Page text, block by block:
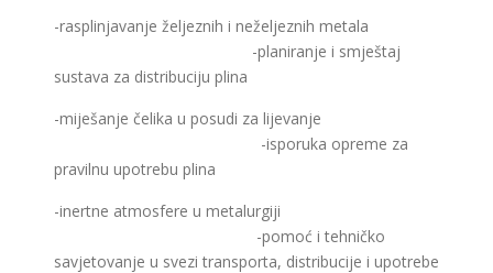
-rasplinjavanje željeznih i neželjeznih metala
-planiranje i smještaj
sustava za distribuciju plina
-miješanje čelika u posudi za lijevanje
-isporuka opreme za
pravilnu upotrebu plina
-inertne atmosfere u metalurgiji
-pomoć i tehničko
savjetovanje u svezi transporta, distribucije i upotrebe